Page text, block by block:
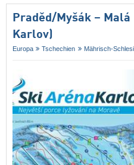
Praděd/​Myšák –
Karlov)
Europa Tschechien Mährisch-